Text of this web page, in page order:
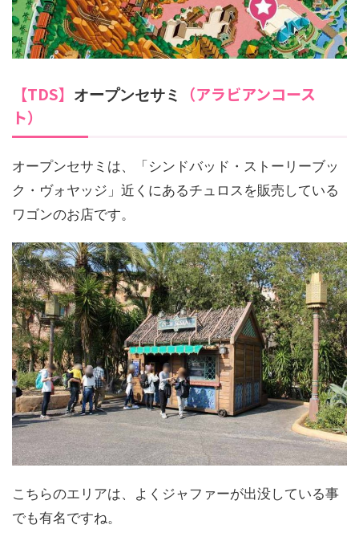
【TDS】 オープンセサミ
（アラビアンコース
ト）
オープンセサミは、「シンドバッド・ストーリーブッ
ク・ヴォヤッジ」近くにあるチュロスを販売している
ワゴンのお店です。
こちらのエリアは、よくジャファーが出没している事
でも有名ですね。